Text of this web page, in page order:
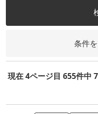
条件
現在 4ページ目 655件中